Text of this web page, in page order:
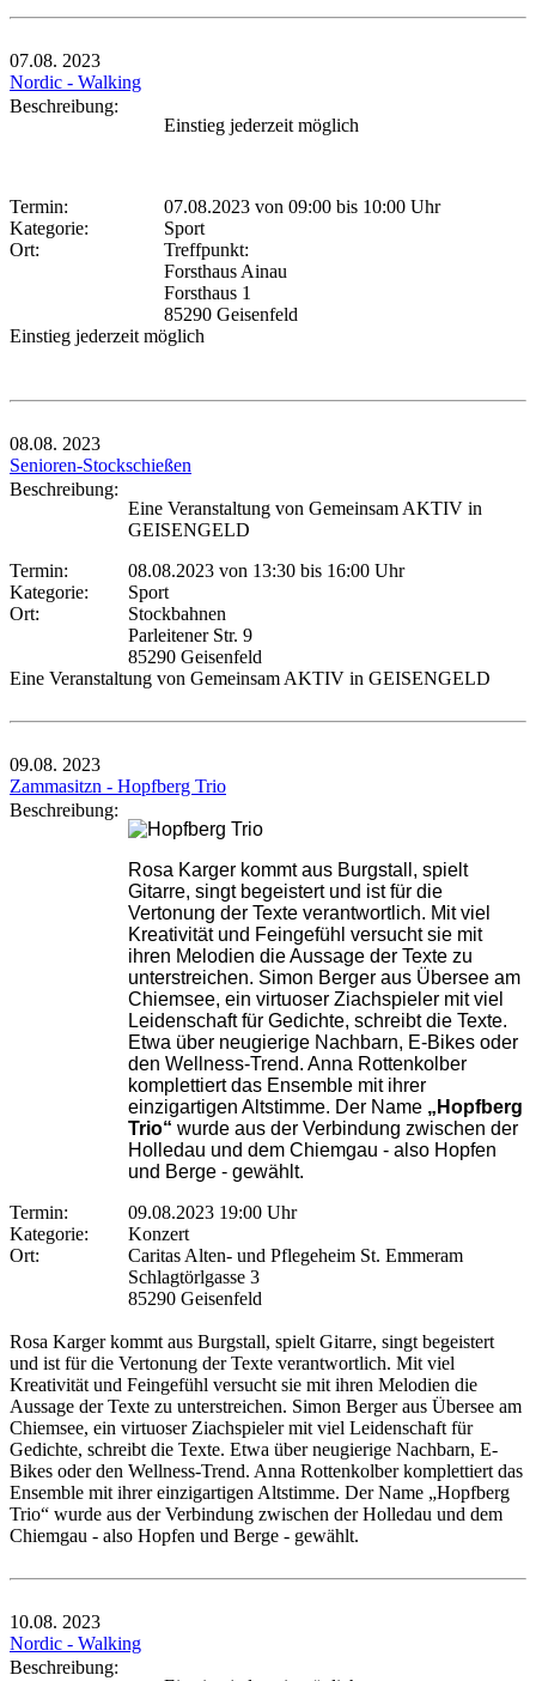
07.08. 2023
Nordic - Walking
Beschreibung:
Einstieg jederzeit möglich
Termin: 07.08.2023 von 09:00 bis 10:00 Uhr
Kategorie:
Sport
Ort:
Treffpunkt:
Forsthaus Ainau
Forsthaus 1
85290 Geisenfeld
Einstieg jederzeit möglich
08.08. 2023
Senioren-Stockschießen
Beschreibung:
Eine Veranstaltung von Gemeinsam AKTIV in
GEISENGELD
Termin:
08.08.2023 von 13:30 bis 16:00 Uhr
Kategorie:
Sport
Ort:
Stockbahnen
Parleitener Str. 9
85290 Geisenfeld
Eine Veranstaltung von Gemeinsam AKTIV in GEISENGELD
09.08. 2023
Zammasitzn - Hopfberg Trio
Beschreibung:
Rosa Karger kommt aus Burgstall, spielt
Gitarre, singt begeistert und ist für die
Vertonung der Texte verantwortlich. Mit viel
Kreativität und Feingefühl versucht sie mit
ihren Melodien die Aussage der Texte zu
unterstreichen. Simon Berger aus Übersee am
Chiemsee, ein virtuoser Ziachspieler mit viel
Leidenschaft für Gedichte, schreibt die Texte.
Etwa über neugierige Nachbarn, E-Bikes oder
den Wellness-Trend. Anna Rottenkolber
komplettiert das Ensemble mit ihrer
einzigartigen Altstimme. Der Name „Hopfberg
Trio“ wurde aus der Verbindung zwischen der
Holledau und dem Chiemgau - also Hopfen
und Berge - gewählt.
Termin:
09.08.2023 19:00 Uhr
Kategorie:
Konzert
Ort:
Caritas Alten- und Pflegeheim St. Emmeram
Schlagtörlgasse 3
85290 Geisenfeld
Rosa Karger kommt aus Burgstall, spielt Gitarre, singt begeistert
und ist für die Vertonung der Texte verantwortlich. Mit viel
Kreativität und Feingefühl versucht sie mit ihren Melodien die
Aussage der Texte zu unterstreichen. Simon Berger aus Übersee am
Chiemsee, ein virtuoser Ziachspieler mit viel Leidenschaft für
Gedichte, schreibt die Texte. Etwa über neugierige Nachbarn, E-
Bikes oder den Wellness-Trend. Anna Rottenkolber komplettiert das
Ensemble mit ihrer einzigartigen Altstimme. Der Name „Hopfberg
Trio“ wurde aus der Verbindung zwischen der Holledau und dem
Chiemgau - also Hopfen und Berge - gewählt.
10.08. 2023
Nordic - Walking
Beschreibung: